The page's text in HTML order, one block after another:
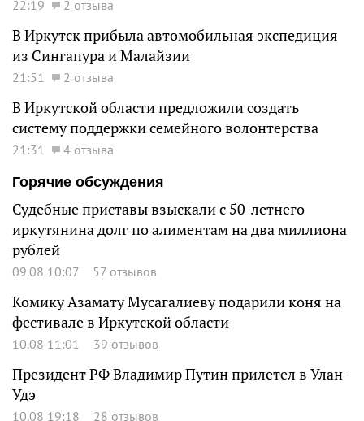
22:19 2 отзыва
В Иркутск прибыла автомобильная экспедиция
из Сингапура и Малайзии
21:51 2 отзыва
В Иркутской области предложили создать
систему поддержки семейного волонтерства
21:31
4 отзыва
Горячие обсуждения
Судебные приставы взыскали с 50-летнего
иркутянина долг по алиментам на два миллиона
рублей
09.08 10:07 57 отзывов
Комику Азамату Мусагалиеву подарили коня на
фестивале в Иркутской области
10.08 11:01 39 отзывов
Президент РФ Владимир Путин прилетел в Улан-
Удэ
10.08 19:18 28 отзывов